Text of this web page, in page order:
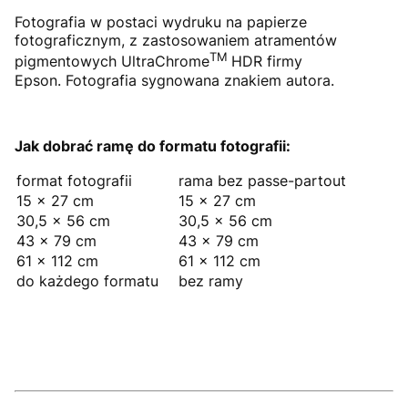
Fotografia w postaci wydruku na papierze
fotograficznym, z zastosowaniem atramentów
pigmentowych UltraChromeTM HDR firmy
Epson. Fotografia sygnowana znakiem autora.
Jak dobrać ramę do formatu fotografii:
format fotografii
rama bez passe-partout
15 × 27 cm
15 × 27 cm
30,5 × 56 cm
30,5 × 56 cm
43 × 79 cm
43 × 79 cm
61 × 112 cm
61 × 112 cm
do każdego formatu
bez ramy